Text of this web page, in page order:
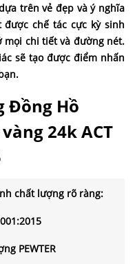
trên vẻ đẹp và ý nghĩa
chế tác cực kỳ sinh
mọi chi tiết và đường nét.
sẽ tạo được điểm nhấn
Đồng Hồ
24kACT
chất lượng rõ ràng:
PEWTER